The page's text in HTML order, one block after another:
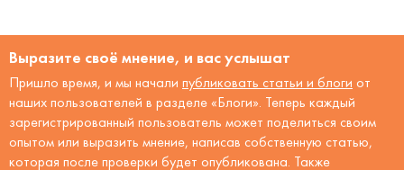
Выразите своё мнение, и вас услышат
Пришло время, и мы начали публиковать статьи и блоги от
наших пользователей в разделе «Блоги». Теперь каждый
зарегистрированный пользователь может поделиться своим
опытом или выразить мнение, написав собственную статью,
которая после проверки будет опубликована. Также